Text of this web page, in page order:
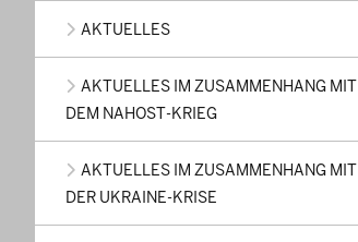
AKTUELLES
AKTUELLES IM ZUSAMMENHANG MIT
DEM NAHOST-KRIEG
AKTUELLES IM ZUSAMMENHANG MIT
DER UKRAINE-KRISE